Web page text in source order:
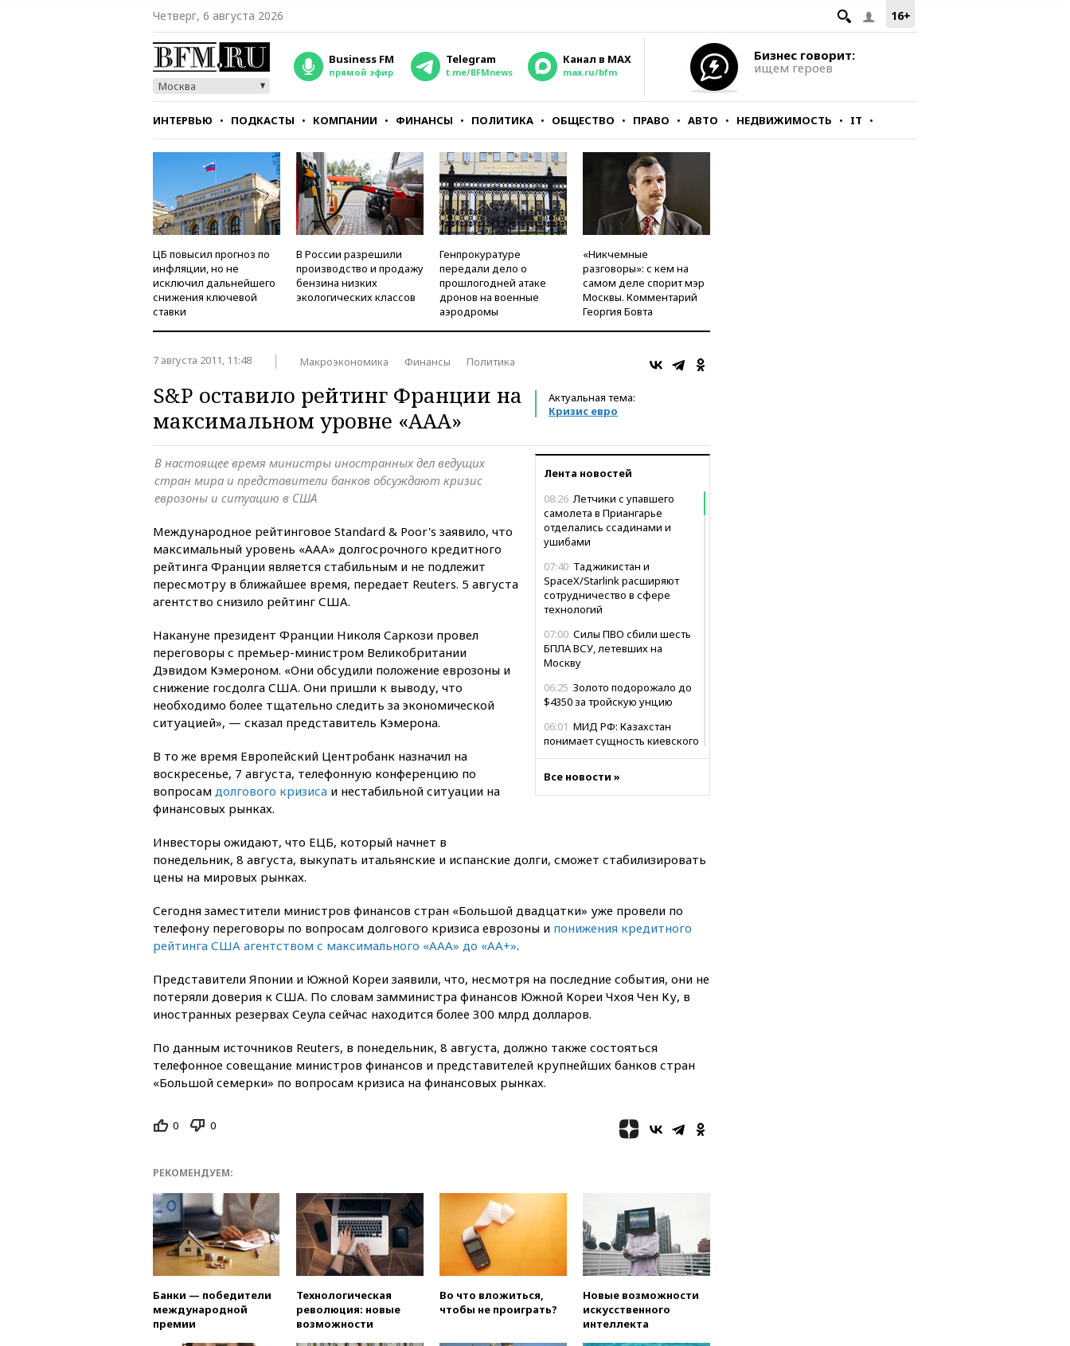
16+
Четверг, 6 августа 2026
Москва
Business FM
прямой эфир
Telegram
t.me/BFMnews
Канал в MAX
max.ru/bfm
Бизнес говорит:
ищем героев
ИНТЕРВЬЮ ПОДКАСТЫ КОМПАНИИ ФИНАНСЫ ПОЛИТИКА ОБЩЕСТВО ПРАВО АВТО НЕДВИЖИМОСТЬ IT
СТИЛЬ ТЕСТЫ
ЦБ повысил прогноз по
инфляции, но не
исключил дальнейшего
снижения ключевой
ставки
В России разрешили
производство и продажу
бензина низких
экологических классов
Генпрокуратуре
передали дело о
прошлогодней атаке
дронов на военные
аэродромы
«Никчемные
разговоры»: с кем на
самом деле спорит мэр
Москвы. Комментарий
Георгия Бовта
7 августа 2011, 11:48 Макроэкономика Финансы Политика
Актуальная тема:
Кризис евро
S&P оставило рейтинг Франции на
максимальном уровне «ААА»
Лента новостей
08:26 Летчики с упавшего
самолета в Приангарье
отделались ссадинами и
ушибами
07:40 Таджикистан и
SpaceX/Starlink расширяют
сотрудничество в сфере
технологий
07:00 Силы ПВО сбили шесть
БПЛА ВСУ, летевших на
Москву
06:25 Золото подорожало до
$4350 за тройскую унцию
06:01 МИД РФ: Казахстан
понимает сущность киевского
05:10 Дом детства Нила
Армстронга впервые за 38 лет
украинского конфликта
Ираном
Лантратова: судьба
01:10МИД РФ: ЕС пытается
сохранить мобилизационный
ресурс для Украины
00:05 Девочка с «маской
Бэтмена» показала лицо
после последней операции
арестовали в Израиле
Пост Дмитриева в
X о миграционном кризисе в
Сеуте набрал миллион
просмотров
вчера, 22:49Минпромторг:
означает прекращения
производства телевизоров в
Все новости »
В настоящее время министры иностранных дел ведущих
стран мира и представители банков обсуждают кризис
еврозоны и ситуацию в США
Международное рейтинговое Standard & Poor's заявило, что
максимальный уровень «ААА» долгосрочного кредитного
рейтинга Франции является стабильным и не подлежит
пересмотру в ближайшее время, передает Reuters. 5 августа
агентство снизило рейтинг США.
Накануне президент Франции Николя Саркози провел
переговоры с премьер-министром Великобритании
Дэвидом Кэмероном. «Они обсудили положение еврозоны и
снижение госдолга США. Они пришли к выводу, что
необходимо более тщательно следить за экономической
ситуацией», — сказал представитель Кэмерона.
В то же время Европейский Центробанк назначил на
воскресенье, 7 августа, телефонную конференцию по
вопросам долгового кризиса и нестабильной ситуации на
финансовых рынках.
Инвесторы ожидают, что ЕЦБ, который начнет в
понедельник, 8 августа, выкупать итальянские и испанские долги, сможет стабилизировать
цены на мировых рынках.
Сегодня заместители министров финансов стран «Большой двадцатки» уже провели по
телефону переговоры по вопросам долгового кризиса еврозоны и понижения кредитного
рейтинга США агентством с максимального «ААА» до «АА+».
Представители Японии и Южной Кореи заявили, что, несмотря на последние события, они не
потеряли доверия к США. По словам замминистра финансов Южной Кореи Чхоя Чен Ку, в
иностранных резервах Сеула сейчас находится более 300 млрд долларов.
По данным источников Reuters, в понедельник, 8 августа, должно также состояться
телефонное совещание министров финансов и представителей крупнейших банков стран
«Большой семерки» по вопросам кризиса на финансовых рынках.
0 0
РЕКОМЕНДУЕМ:
Банки — победители
международной
премии
Технологическая
революция: новые
возможности
Во что вложиться,
чтобы не проиграть?
Новые возможности
искусственного
интеллекта